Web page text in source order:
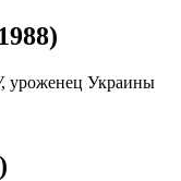
уроженец Украины